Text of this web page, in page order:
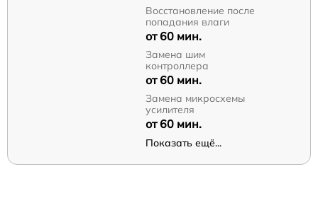
Восстановление после
попадания влаги
от 60 мин.
Замена шим
контроллера
от 60 мин.
Замена микросхемы
усилителя
от 60 мин.
Показать ещё...